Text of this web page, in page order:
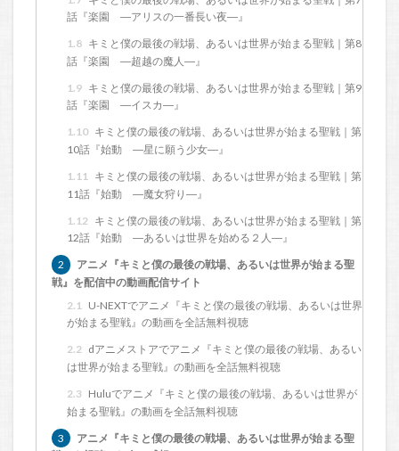
話『楽園 ―アリスの一番長い夜―』
1.8 キミと僕の最後の戦場、あるいは世界が始まる聖戦｜第8
話『楽園 ―超越の魔人―』
1.9 キミと僕の最後の戦場、あるいは世界が始まる聖戦｜第9
話『楽園 ―イスカ―』
1.10 キミと僕の最後の戦場、あるいは世界が始まる聖戦｜第
10話『始動 ―星に願う少女―』
1.11
キミと僕の最後の戦場、あるいは世界が始まる聖戦｜第
11話『始動 ―魔女狩り―』
1.12 キミと僕の最後の戦場、あるいは世界が始まる聖戦｜第
12話『始動 ―あるいは世界を始める２人―』
2
アニメ『キミと僕の最後の戦場、あるいは世界が始まる聖
戦』を配信中の動画配信サイト
2.1
U-NEXTでアニメ『キミと僕の最後の戦場、あるいは世界
が始まる聖戦』の動画を全話無料視聴
2.2 dアニメストアでアニメ『キミと僕の最後の戦場、あるい
は世界が始まる聖戦』の動画を全話無料視聴
2.3 Huluでアニメ『キミと僕の最後の戦場、あるいは世界が
始まる聖戦』の動画を全話無料視聴
3
アニメ『キミと僕の最後の戦場、あるいは世界が始まる聖